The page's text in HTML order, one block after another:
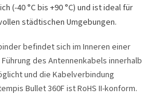
(-40 °C bis +90 °C) und ist ideal für
städtischen Umgebungen.
befindet sich im Inneren einer
des Antennenkabels innerhalb
und die Kabelverbindung
Bullet 360F ist RoHS II-konform.